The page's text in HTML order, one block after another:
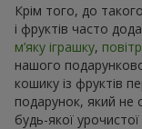
Крім того, до
і фруктів часто
м’яку іграшку,
нашого
кошику із фруктів
подарунок, який не
будь-якої урочистої